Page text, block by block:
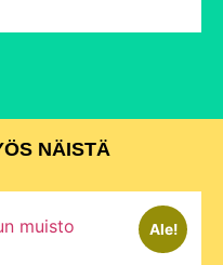
NÄISTÄ
Ale!